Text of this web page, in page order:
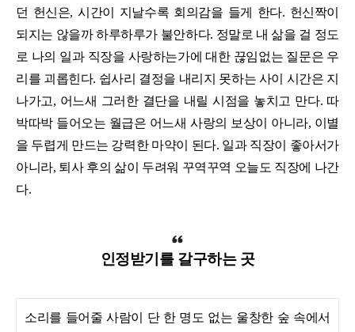
던 헌신은, 시간이 지날수록 회의감을 들게 한다. 헌신짝이
되지는 않을까 하루하루가 불안하다. 정말로 내 삶을 걸 정도
로 나의 일과 직장을 사랑하는가에 대한 끊임없는 질문은 우
리를 괴롭힌다. 쉽사리 결정을 내리지 못하는 사이 시간은 지
나가고, 어느새 그러한 결단을 내릴 시점을 놓치고 만다. 따
박따박 들어오는 월급은 어느새 사랑의 보상이 아니라, 이별
을 두렵게 만드는 강력한 마약이 된다. 일과 직장이 좋아서가
아니라, 퇴사 후의 삶이 두려워 꾸역꾸역 오늘도 직장에 나간
다.
인정받기를 갈구하는 곳
소리를 들어줄 사람이 단 한 명도 없는 울창한 숲 속에서